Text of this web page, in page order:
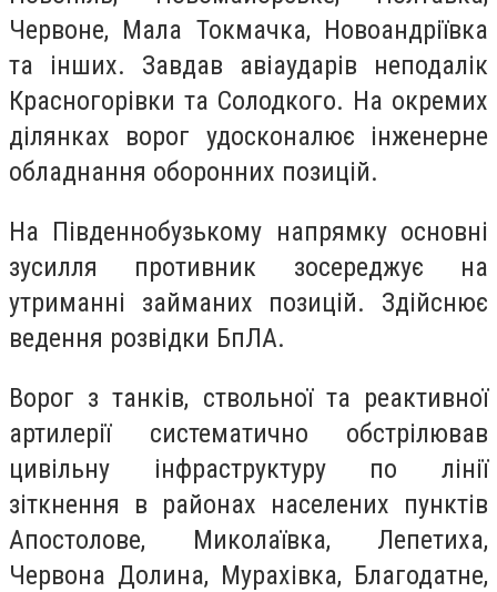
Червоне, Мала Токмачка, Новоандріївка
та інших. Завдав авіаударів неподалік
Красногорівки та Солодкого. На окремих
ділянках ворог удосконалює інженерне
обладнання оборонних позицій.
На Південнобузькому напрямку основні
зусилля противник зосереджує на
утриманні займаних позицій. Здійснює
ведення розвідки БпЛА.
Ворог з танків, ствольної та реактивної
артилерії систематично обстрілював
цивільну інфраструктуру по лінії
зіткнення в районах населених пунктів
Апостолове, Миколаївка, Лепетиха,
Червона Долина, Мурахівка, Благодатне,